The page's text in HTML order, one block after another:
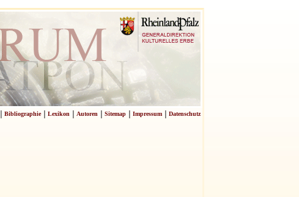
Bibliographie| Lexikon| Autoren| Sitemap| Impressum| Datenschutz